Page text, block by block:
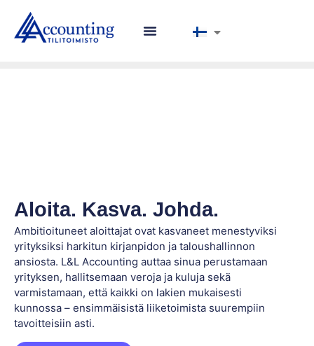
Aloita. Kasva. Johda.
Ambitioituneet aloittajat ovat kasvaneet menestyviksi
yrityksiksi harkitun kirjanpidon ja taloushallinnon
ansiosta. L&L Accounting auttaa sinua perustamaan
yrityksen, hallitsemaan veroja ja kuluja sekä
varmistamaan, että kaikki on lakien mukaisesti
kunnossa – ensimmäisistä liiketoimista suurempiin
tavoitteisiin asti.